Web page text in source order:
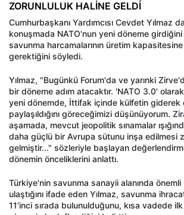
ZORUNLULUK HALİNE GELDİ
Cumhurbaşkanı Yardımcısı Cevdet Yılmaz
konuşmada NATO'nun yeni döneme
savunma harcamalarının üretim
gerektiğini söyledi.
Yılmaz, "Bugünkü Forum'da ve yarınki
bir döneme adım atacaktır. 'NATO 3.0'
yeni dönemde, İttifak içinde külfetin giderek
paylaşıldığını göreceğimizi düşünüyorum.
aşamada, mevcut jeopolitik sınamalar
daha güçlü bir Avrupa sütunu inşa edilmesi
gelmiştir..." sözleriyle başlayan
dönemin önceliklerini anlattı.
Türkiye'nin savunma sanayii alanında
ulaştığını ifade eden Yılmaz, savunma
11'inci sırada bulunulduğunu, kısa vadede